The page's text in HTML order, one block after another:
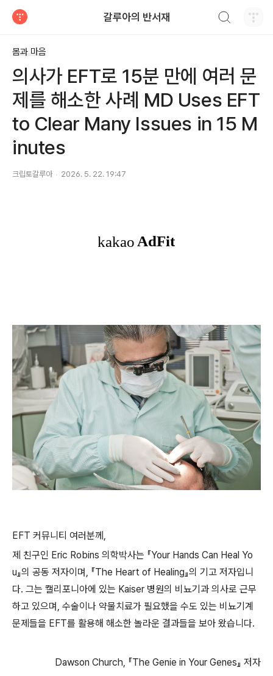
갈루아의 반서재
몸과 마음
의사가 EFT로 15분 만에 여러 문
제를 해소한 사례 MD Uses EFT
to Clear Many Issues in 15 M
inutes
크립토갈루아 2026. 5. 22. 19:47
EFT 커뮤니티 여러분께,
제 친구인 Eric Robins 의학박사는 『Your Hands Can Heal Yo
u』의 공동 저자이며, 『The Heart of Healing』의 기고 저자입니
다. 그는 캘리포니아에 있는 Kaiser 병원의 비뇨기과 의사로 근무
하고 있으며, 수술이나 약물치료가 필요했을 수도 있는 비뇨기계
문제들을 EFT를 활용해 해소한 놀라운 결과들을 보아 왔습니다.
Dawson Church, 『The Genie in Your Genes』 저자